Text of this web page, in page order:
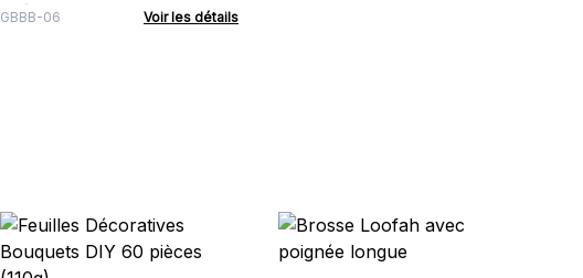
Précieuses - Aventurine
GBBB-06 Voir les détails